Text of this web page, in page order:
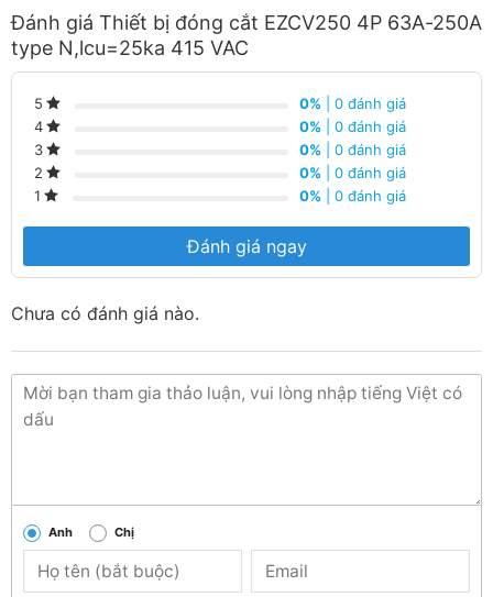
Giao hàng nhanh chóng.
Nhận báo giá tốt nhất.
Hàng luôn có sẵn tại trong kho liên hệ ngay số
Hotline:
tư vấn báo giá chi tiết
Đánh giá Thiết bị đóng cắt EZCV250 4P 63A-250A
type N,lcu=25ka 415 VAC
5 0% | 0 đánh giá
4
0% | 0 đánh giá
3
0% | 0 đánh giá
2
0% | 0 đánh giá
1
0% | 0 đánh giá
Đánh giá ngay
Chưa có đánh giá nào.
Anh Chị